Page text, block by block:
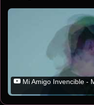
Mi Amigo Invencible -